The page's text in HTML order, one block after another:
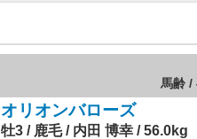
馬齢 /
オリオンバローズ
牡3 / 鹿毛 / 内田 博幸 / 56.0kg